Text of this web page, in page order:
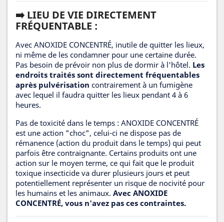
➡️ LIEU DE VIE DIRECTEMENT
FRÉQUENTABLE :
Avec ANOXIDE CONCENTRÉ, inutile de quitter les lieux,
ni même de les condamner pour une certaine durée.
Pas besoin de prévoir non plus de dormir à l'hôtel. Les
endroits traités sont directement fréquentables
après pulvérisation contrairement à un fumigène
avec lequel il faudra quitter les lieux pendant 4 à 6
heures.
Pas de toxicité dans le temps : ANOXIDE CONCENTRÉ
est une action "choc", celui-ci ne dispose pas de
rémanence (action du produit dans le temps) qui peut
parfois être contraignante. Certains produits ont une
action sur le moyen terme, ce qui fait que le produit
toxique insecticide va durer plusieurs jours et peut
potentiellement représenter un risque de nocivité pour
les humains et les animaux. Avec ANOXIDE
CONCENTRÉ, vous n'avez pas ces contraintes.